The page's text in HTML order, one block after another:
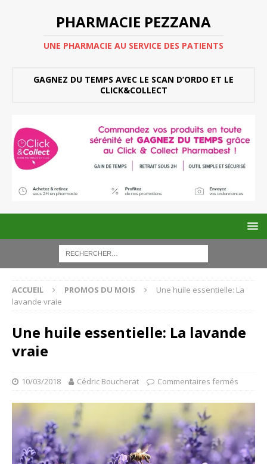
PHARMACIE PEZZANA
UNE PHARMACIE AU SERVICE DES PATIENTS
GAGNEZ DU TEMPS AVEC LE SCAN D’ORDO ET LE
CLICK&COLLECT
ACCUEIL PROMOS DU MOIS
Une huile essentielle: La
lavande vraie
Une huile essentielle: La lavande
vraie
10/03/2018 Cédric Boucherat Commentaires fermés